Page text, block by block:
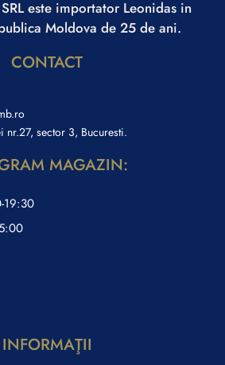
este importator Leonidas in
Moldova de 25 de ani.
CONTACT
nr.27, sector 3, Bucuresti.
MAGAZIN:
19:30
INFORMAŢII